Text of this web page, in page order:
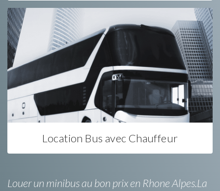
Location Bus avec Chauffeur
Louer un minibus au bon prix en Rhone Alpes.La